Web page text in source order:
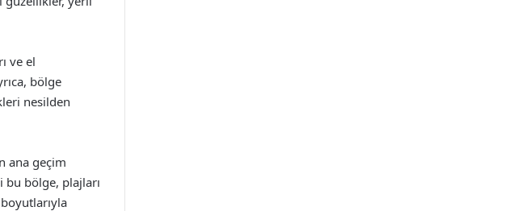
ve el
bölge
nesilden
ana geçim
bu bölge, plajları